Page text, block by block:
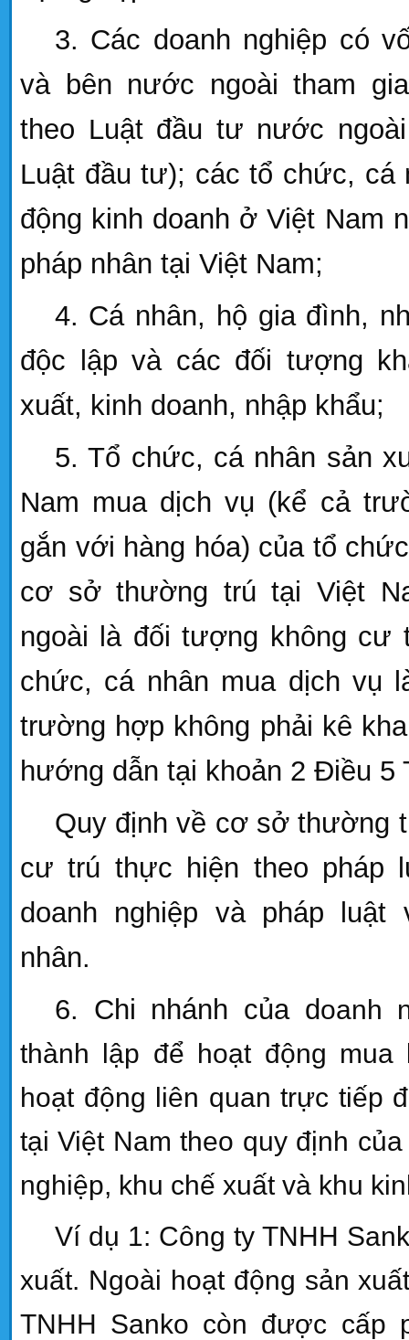
3. Các doanh nghiệp có
và bên nước ngoài tham
theo Luật đầu tư nước
Luật đầu tư); các tổ chức, cá
động kinh doanh ở Việt Nam
pháp nhân tại Việt Nam;
4. Cá nhân, hộ gia đình,
độc lập và các đối tượng
xuất, kinh doanh, nhập khẩu;
5. Tổ chức, cá nhân sản
Nam mua dịch vụ (kể cả
gắn với hàng hóa) của tổ
cơ sở thường trú tại Việt
ngoài là đối tượng không cư
chức, cá nhân mua dịch vụ
trường hợp không phải kê
hướng dẫn tại khoản 2 Điều 5
Quy định về cơ sở thường
cư trú thực hiện theo pháp
doanh nghiệp và pháp
nhân.
6. Chi nhánh của doanh
thành lập để hoạt động
hoạt động liên quan trực tiếp
tại Việt Nam theo quy định
nghiệp, khu chế xuất và khu
Ví dụ 1: Công ty TNHH
xuất. Ngoài hoạt động sản
TNHH Sanko còn được cấp